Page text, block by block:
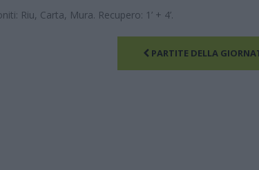
Riu, Carta, Mura. Recupero: 1’ + 4’.
PARTITE DELLA